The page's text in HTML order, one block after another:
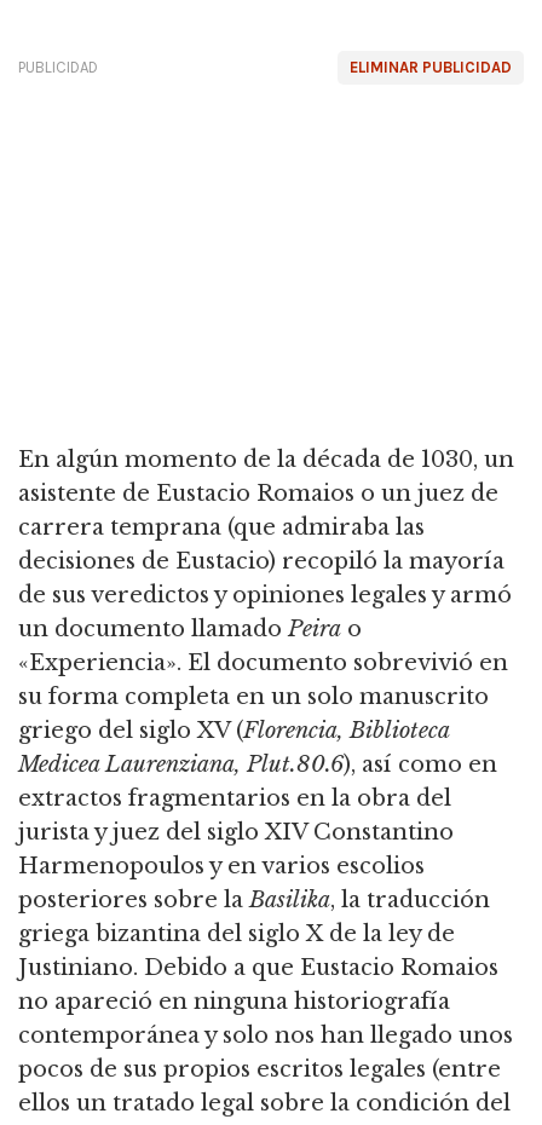
ELIMINAR PUBLICIDAD
PUBLICIDAD
En algún momento de la década de 1030, un
asistente de Eustacio Romaios o un juez de
carrera temprana (que admiraba las
decisiones de Eustacio) recopiló la mayoría
de sus veredictos y opiniones legales y armó
un documento llamadoPeira o
«Experiencia». El documento sobrevivió en
su forma completa en un solo manuscrito
griego del siglo XV (Florencia, Biblioteca
Medicea Laurenziana, Plut.80.6), así como en
extractos fragmentarios en la obra del
jurista y juez del siglo XIV Constantino
Harmenopoulos y en varios escolios
posteriores sobre laBasilika, la traducción
griega bizantina del siglo X de la ley de
Justiniano. Debido a que Eustacio Romaios
no apareció en ninguna historiografía
contemporánea y solo nos han llegado unos
pocos de sus propios escritos legales (entre
ellos un tratado legal sobre la condición del